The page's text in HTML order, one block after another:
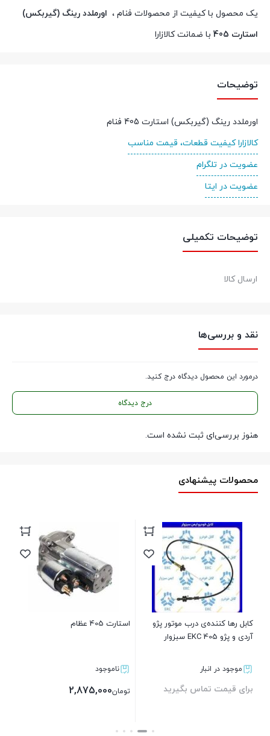
یک محصول با کیفیت از محصولات فنام ، اورملدد رینگ (گیربکس)
استارت 405
با ضمانت کالازارا
توضیحات
اورملدد رینگ (گیربکس) استارت 405 فنام
کالازارا کیفیت قطعات، قیمت مناسب
عضویت در تلگرام
عضویت در ایتا
توضیحات تکمیلی
ارسال کالا
نقد و بررسی‌ها
درمورد این محصول دیدگاه درج کنید.
درج دیدگاه
هنوز بررسی‌ای ثبت نشده است.
محصولات پیشنهادی
کابل رها کننده‌ی درب موتور پژو
آردی و پژو 405 EKC سبزوار
موجود در انبار
برای قیمت تماس بگیرید
استارت 405 عظام
ناموجود
تومان2,875,000